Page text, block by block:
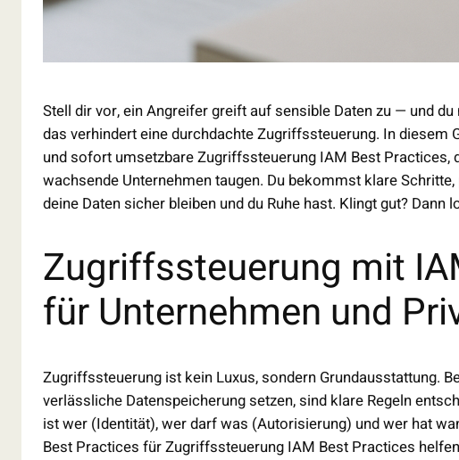
Stell dir vor, ein Angreifer greift auf sensible Daten zu — und
das verhindert eine durchdachte Zugriffssteuerung. In diesem
und sofort umsetzbare Zugriffssteuerung IAM Best
wachsende Unternehmen taugen. Du bekommst klare
deine Daten sicher bleiben und du Ruhe hast. Klingt gut? Dann
Zugriffssteuerung mit
für Unternehmen und
Zugriffssteuerung ist kein Luxus, sondern Grundausstattung.
verlässliche Datenspeicherung setzen, sind klare Regeln
ist wer (Identität), wer darf was (Autorisierung) und wer hat
Best Practices für Zugriffssteuerung IAM Best Practices